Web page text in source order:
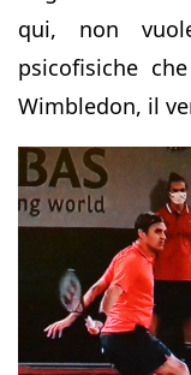
qui, non
psicofisiche
Wimbledon, il